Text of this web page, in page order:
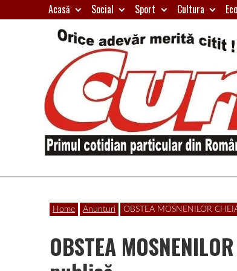
to
Acasă Social Sport Cultura
Curierul
de
Primul
particular
din
România
Home Anunturi OBSTEA MOSNENILOR
OBSTEA